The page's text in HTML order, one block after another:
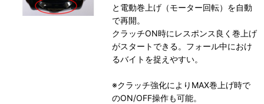
と電動巻上げ（モーター回転）を自動
で再開。
クラッチON時にレスポンス良く巻上げ
がスタートできる。フォール中におけ
るバイトを捉えやすい。
※クラッチ強化によりMAX巻上げ時で
のON/OFF操作も可能。